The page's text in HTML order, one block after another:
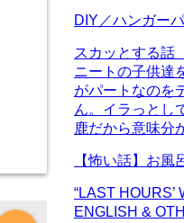
DIY／ハンガー
スカッとする
ニートの子供達
がパートなのを
ん。イラっとし
鹿だから意味分
【怖い話】お
“LAST HOURS’
ENGLISH &